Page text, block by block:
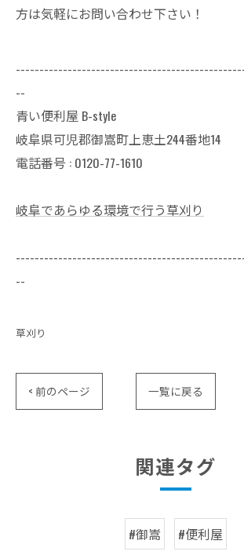
方は気軽にお問い合わせ下さい！
--
青い便利屋 B-style
岐阜県可児郡御嵩町上恵土244番地14
電話番号 : 0120-77-1610
岐阜であらゆる環境で行う草刈り
--
草刈り
< 前のページ 一覧に戻る
関連タグ
#御嵩 #便利屋